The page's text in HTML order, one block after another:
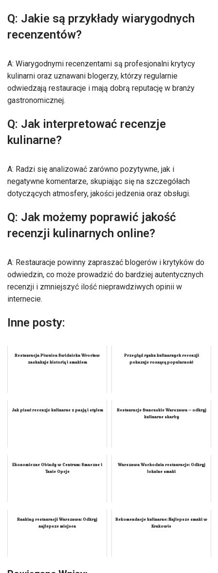
Q: Jakie są przykłady wiarygodnych
recenzentów?
A: Wiarygodnymi recenzentami są profesjonalni krytycy
kulinarni oraz uznawani blogerzy, którzy regularnie
odwiedzają restauracje i mają dobrą reputację w branży
gastronomicznej.
Q: Jak interpretować recenzje
kulinarne?
A: Radzi się analizować zarówno pozytywne, jak i
negatywne komentarze, skupiając się na szczegółach
dotyczących atmosfery, jakości jedzenia oraz obsługi.
Q: Jak możemy poprawić jakość
recenzji kulinarnych online?
A: Restauracje powinny zapraszać blogerów i krytyków do
odwiedzin, co może prowadzić do bardziej autentycznych
recenzji i zmniejszyć ilość nieprawdziwych opinii w
internecie.
Inne posty:
Restauracja Piwnica Świdnicka Wrocław
zaskakuje historią i smakiem
Przegląd rynku kulinarnych recenzji
pokazuje rosnącą popularność
Jak pisać recenzje kulinarne z pasją i stylem
Restauracje francuskie Warszawa – odkryj
kulinarne skarby
Ekonomiczne Obiady w Centrum: Smaczne i
Tanie Opcje
Warszawa Wschodnia restauracje: Odkryj
lokalne smaki
Ranking restauracji Warszawa: Odkryj
najlepsze miejsca
Rekomendacje kulinarne: Najlepsze smaki w
Krakowie